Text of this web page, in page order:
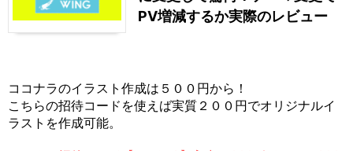
PV増減するか実際のレビュー
ココナラのイラスト作成は５００円から！
こちらの招待コードを使えば実質２００円でオリジナルイ
ラストを作成可能。